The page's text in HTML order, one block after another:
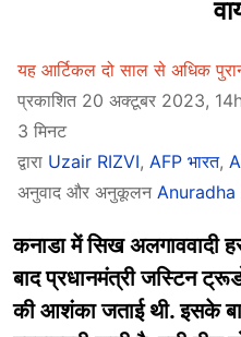
यह आर्टिकल दो साल से अधिक
प्रकाशित 20 अक्टूबर 2023,
3 मिनट
द्वारा Uzair RIZVI, AFP भारत,
अनुवाद और अनुकूलन Anuradha
कनाडा में सिख अलगाववादी
बाद प्रधानमंत्री जस्टिन
की आशंका जताई थी. इसके